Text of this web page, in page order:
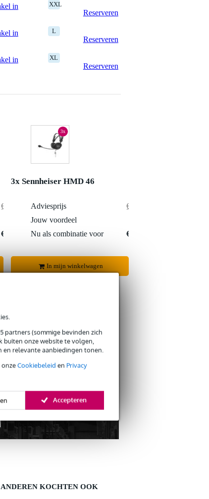
partners (sommige bevinden zich
buiten onze website te volgen,
en relevante aanbiedingen tonen.
onzeCookiebeleid en Privacy
Accepteren
in
XXL
Reserveren
in
L
Reserveren
in
XL
Reserveren
€ 646,-
€ 618,-
3x
3x Sennheiser HMD 46
Adviesprijs
€ 969,-
Jouw voordeel
Nu als combinatie voor
€ 914,-
In mijn winkelwagen
neutrale verzending
ANDEREN KOCHTEN OOK